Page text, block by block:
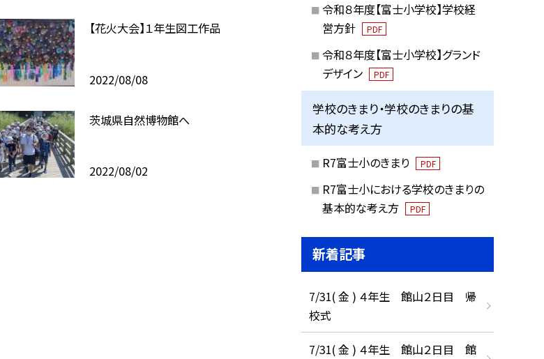
【花火大会】１年生図工作品
2022/08/08
茨城県自然博物館へ
2022/08/02
令和８年度【富士小学校】学校経
営方針
PDF
令和８年度【富士小学校】グランド
デザイン
PDF
学校のきまり・学校のきまりの基
本的な考え方
R7富士小のきまり PDF
R7富士小における学校のきまりの
基本的な考え方
PDF
新着記事
7/31( 金 ) ４年生 館山２日目 帰
校式
7/31( 金 ) ４年生 館山２日目 館